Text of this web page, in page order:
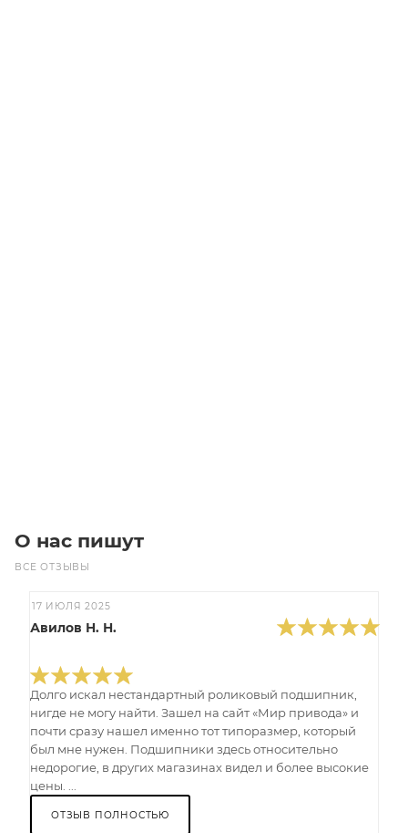
О нас пишут
ВСЕ ОТЗЫВЫ
17 ИЮЛЯ 2025
Авилов Н. Н.
Долго искал нестандартный роликовый подшипник,
нигде не могу найти. Зашел на сайт «Мир привода» и
почти сразу нашел именно тот типоразмер, который
был мне нужен. Подшипники здесь относительно
недорогие, в других магазинах видел и более высокие
цены. ...
ОТЗЫВ ПОЛНОСТЬЮ